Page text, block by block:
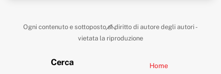
Back
To
Ogni contenuto e sottoposto al diritto di autore degli autori -
vietata la riproduzione
Cerca Home